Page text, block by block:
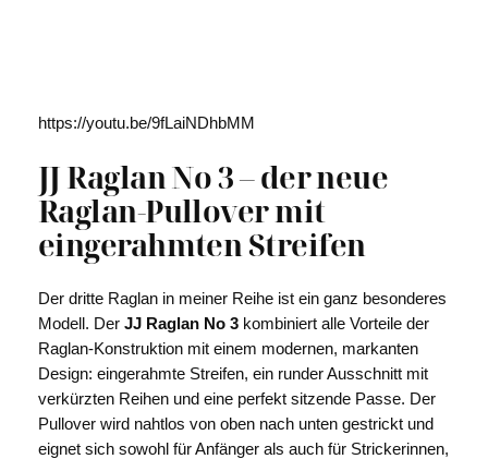
o
M
e
n
g
https://youtu.be/9fLaiNDhbMM
JJ Raglan No 3 – der neue
Raglan-Pullover mit
eingerahmten Streifen
Der dritte Raglan in meiner Reihe ist ein ganz besonderes
Modell. Der JJ Raglan No 3kombiniert alle Vorteile der
Raglan-Konstruktion mit einem modernen, markanten
Design: eingerahmte Streifen, ein runder Ausschnitt mit
verkürzten Reihen und eine perfekt sitzende Passe. Der
Pullover wird nahtlos von oben nach unten gestrickt und
eignet sich sowohl für Anfänger als auch für Strickerinnen,